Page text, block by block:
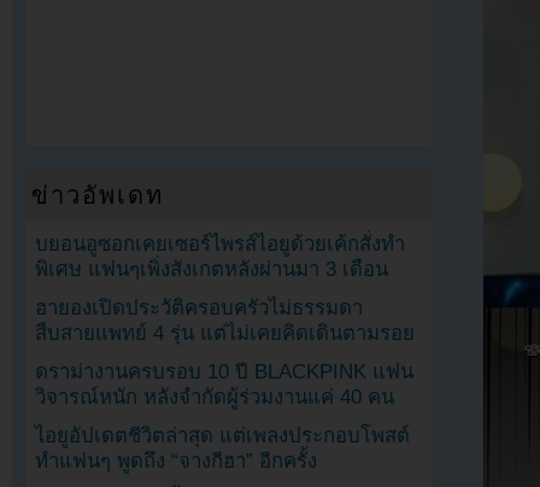
ข่าวอัพเดท
บยอนอูซอกเคยเซอร์ไพรส์ไอยูด้วยเค้กสั่งทำ
พิเศษ แฟนๆเพิ่งสังเกตหลังผ่านมา 3 เดือน
ฮายองเปิดประวัติครอบครัวไม่ธรรมดา
สืบสายแพทย์ 4 รุ่น แต่ไม่เคยคิดเดินตามรอย
ดราม่างานครบรอบ 10 ปี BLACKPINK แฟน
วิจารณ์หนัก หลังจำกัดผู้ร่วมงานแค่ 40 คน
ไอยูอัปเดตชีวิตล่าสุด แต่เพลงประกอบโพสต์
ทำแฟนๆ พูดถึง “จางกีฮา” อีกครั้ง